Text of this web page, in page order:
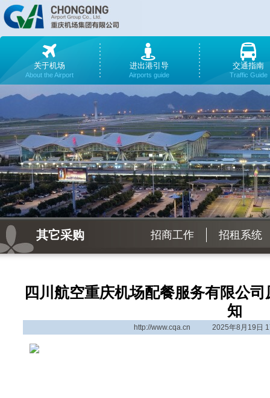
关于机场
About the Airport
进出港引导
Airports guide
交通指南
Traffic Guide
其它采购 招商工作 招租系统
四川航空重庆机场配餐服务有限公
知
http://www.cqa.cn2025年8月19日